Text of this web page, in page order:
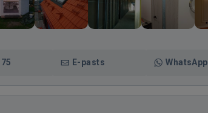
E-pasts WhatsApp